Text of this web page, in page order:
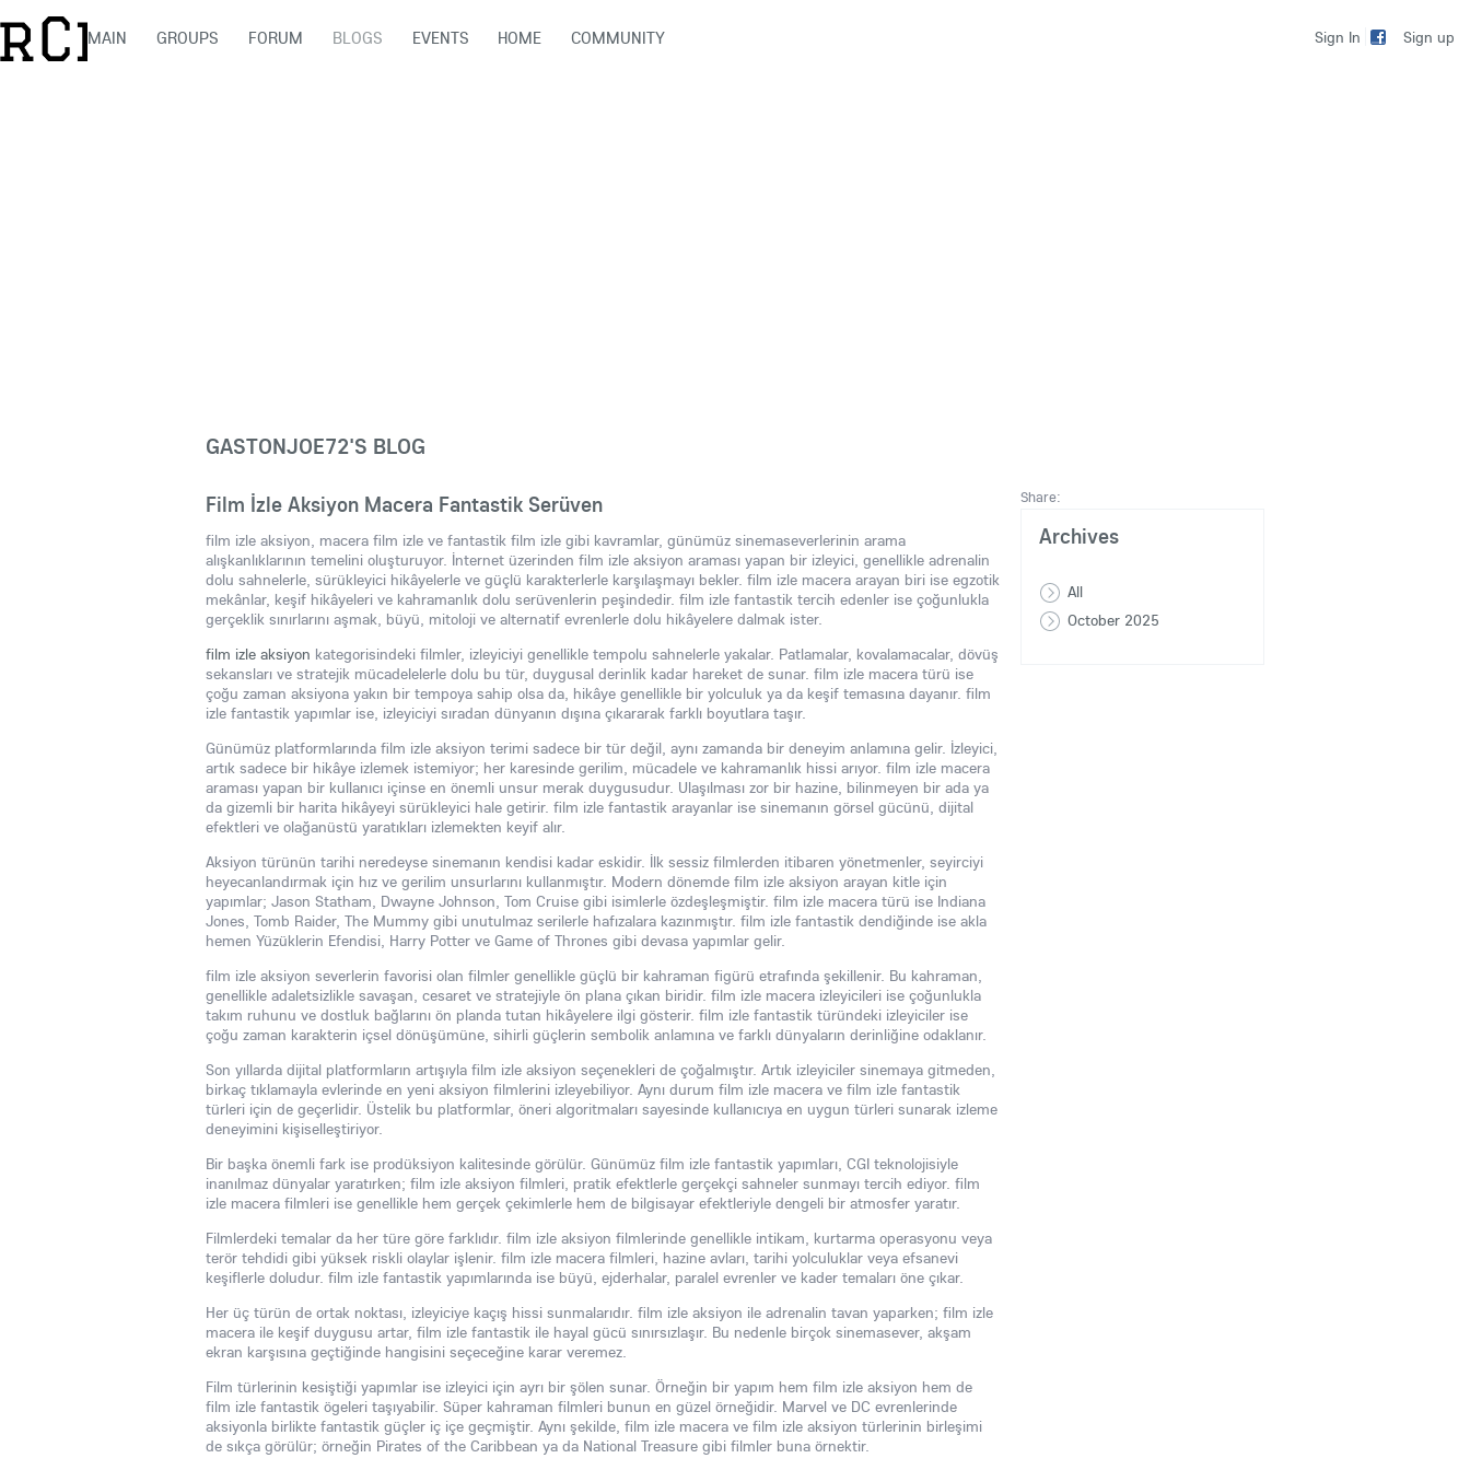
Sign In Sign up
MAIN GROUPS FORUM BLOGS EVENTS HOME COMMUNITY
GASTONJOE72'S BLOG
Film İzle Aksiyon Macera Fantastik Serüven
film izle aksiyon, macera film izle ve fantastik film izle gibi kavramlar, günümüz sinemaseverlerinin arama
alışkanlıklarının temelini oluşturuyor. İnternet üzerinden film izle aksiyon araması yapan bir izleyici, genellikle adrenalin
dolu sahnelerle, sürükleyici hikâyelerle ve güçlü karakterlerle karşılaşmayı bekler. film izle macera arayan biri ise egzotik
mekânlar, keşif hikâyeleri ve kahramanlık dolu serüvenlerin peşindedir. film izle fantastik tercih edenler ise çoğunlukla
gerçeklik sınırlarını aşmak, büyü, mitoloji ve alternatif evrenlerle dolu hikâyelere dalmak ister.
film izle aksiyon kategorisindeki filmler, izleyiciyi genellikle tempolu sahnelerle yakalar. Patlamalar, kovalamacalar, dövüş
sekansları ve stratejik mücadelelerle dolu bu tür, duygusal derinlik kadar hareket de sunar. film izle macera türü ise
çoğu zaman aksiyona yakın bir tempoya sahip olsa da, hikâye genellikle bir yolculuk ya da keşif temasına dayanır. film
izle fantastik yapımlar ise, izleyiciyi sıradan dünyanın dışına çıkararak farklı boyutlara taşır.
Günümüz platformlarında film izle aksiyon terimi sadece bir tür değil, aynı zamanda bir deneyim anlamına gelir. İzleyici,
artık sadece bir hikâye izlemek istemiyor; her karesinde gerilim, mücadele ve kahramanlık hissi arıyor. film izle macera
araması yapan bir kullanıcı içinse en önemli unsur merak duygusudur. Ulaşılması zor bir hazine, bilinmeyen bir ada ya
da gizemli bir harita hikâyeyi sürükleyici hale getirir. film izle fantastik arayanlar ise sinemanın görsel gücünü, dijital
efektleri ve olağanüstü yaratıkları izlemekten keyif alır.
Aksiyon türünün tarihi neredeyse sinemanın kendisi kadar eskidir. İlk sessiz filmlerden itibaren yönetmenler, seyirciyi
heyecanlandırmak için hız ve gerilim unsurlarını kullanmıştır. Modern dönemde film izle aksiyon arayan kitle için
yapımlar; Jason Statham, Dwayne Johnson, Tom Cruise gibi isimlerle özdeşleşmiştir. film izle macera türü ise Indiana
Jones, Tomb Raider, The Mummy gibi unutulmaz serilerle hafızalara kazınmıştır. film izle fantastik dendiğinde ise akla
hemen Yüzüklerin Efendisi, Harry Potter ve Game of Thrones gibi devasa yapımlar gelir.
film izle aksiyon severlerin favorisi olan filmler genellikle güçlü bir kahraman figürü etrafında şekillenir. Bu kahraman,
genellikle adaletsizlikle savaşan, cesaret ve stratejiyle ön plana çıkan biridir. film izle macera izleyicileri ise çoğunlukla
takım ruhunu ve dostluk bağlarını ön planda tutan hikâyelere ilgi gösterir. film izle fantastik türündeki izleyiciler ise
çoğu zaman karakterin içsel dönüşümüne, sihirli güçlerin sembolik anlamına ve farklı dünyaların derinliğine odaklanır.
Son yıllarda dijital platformların artışıyla film izle aksiyon seçenekleri de çoğalmıştır. Artık izleyiciler sinemaya gitmeden,
birkaç tıklamayla evlerinde en yeni aksiyon filmlerini izleyebiliyor. Aynı durum film izle macera ve film izle fantastik
türleri için de geçerlidir. Üstelik bu platformlar, öneri algoritmaları sayesinde kullanıcıya en uygun türleri sunarak izleme
deneyimini kişiselleştiriyor.
Bir başka önemli fark ise prodüksiyon kalitesinde görülür. Günümüz film izle fantastik yapımları, CGI teknolojisiyle
inanılmaz dünyalar yaratırken; film izle aksiyon filmleri, pratik efektlerle gerçekçi sahneler sunmayı tercih ediyor. film
izle macera filmleri ise genellikle hem gerçek çekimlerle hem de bilgisayar efektleriyle dengeli bir atmosfer yaratır.
Filmlerdeki temalar da her türe göre farklıdır. film izle aksiyon filmlerinde genellikle intikam, kurtarma operasyonu veya
terör tehdidi gibi yüksek riskli olaylar işlenir. film izle macera filmleri, hazine avları, tarihi yolculuklar veya efsanevi
keşiflerle doludur. film izle fantastik yapımlarında ise büyü, ejderhalar, paralel evrenler ve kader temaları öne çıkar.
Her üç türün de ortak noktası, izleyiciye kaçış hissi sunmalarıdır. film izle aksiyon ile adrenalin tavan yaparken; film izle
macera ile keşif duygusu artar, film izle fantastik ile hayal gücü sınırsızlaşır. Bu nedenle birçok sinemasever, akşam
ekran karşısına geçtiğinde hangisini seçeceğine karar veremez.
Film türlerinin kesiştiği yapımlar ise izleyici için ayrı bir şölen sunar. Örneğin bir yapım hem film izle aksiyon hem de
film izle fantastik ögeleri taşıyabilir. Süper kahraman filmleri bunun en güzel örneğidir. Marvel ve DC evrenlerinde
aksiyonla birlikte fantastik güçler iç içe geçmiştir. Aynı şekilde, film izle macera ve film izle aksiyon türlerinin birleşimi
de sıkça görülür; örneğin Pirates of the Caribbean ya da National Treasure gibi filmler buna örnektir.
Share:
Archives
All
October 2025